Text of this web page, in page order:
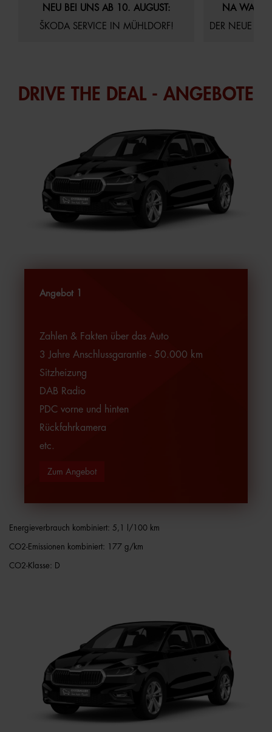
29.07.2026 Aktuelles Startseite
NEU BEI UNS AB 10. AUGUST:
ŠKODA SERVICE IN MÜHLDORF!
21.07.2026
NA WAS
DER NEUE AUDI
DRIVE THE DEAL - ANGEBOTE
Angebot 1
Zahlen & Fakten über das Auto
3 Jahre Anschlussgarantie - 50.000 km
Sitzheizung
DAB Radio
PDC vorne und hinten
Rückfahrkamera
etc.
Zum Angebot
Energieverbrauch kombiniert: 5,1 l/100 km
CO2-Emissionen kombiniert: 177 g/km
CO2-Klasse: D